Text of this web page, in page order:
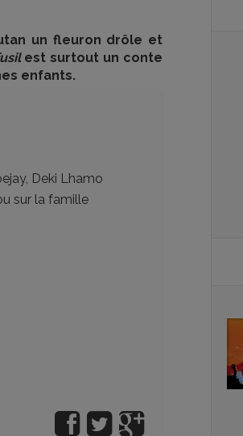
un fleuron drôle et
est surtout un conte
enfants.
, Deki Lhamo
sur la famille